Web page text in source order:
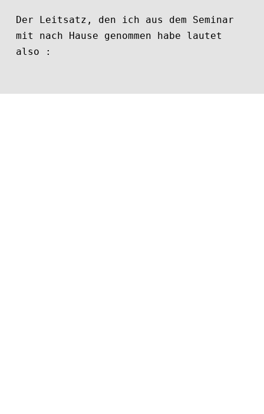
Der Leitsatz, den ich aus dem Seminar
mit nach Hause genommen habe lautet
also :